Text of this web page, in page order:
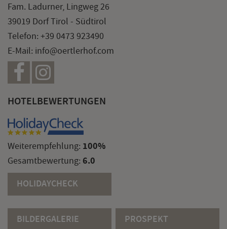
Fam. Ladurner, Lingweg 26
39019 Dorf Tirol - Südtirol
Telefon: +39 0473 923490
E-Mail: info@oertlerhof.com
HOTELBEWERTUNGEN
Weiterempfehlung: 100%
Gesamtbewertung: 6.0
HOLIDAYCHECK
BILDERGALERIE PROSPEKT